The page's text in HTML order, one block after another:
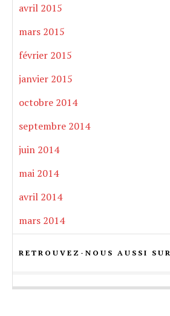
avril 2015
mars 2015
février 2015
janvier 2015
octobre 2014
septembre 2014
juin 2014
mai 2014
avril 2014
mars 2014
RETROUVEZ-NOUS AUSSI SUR